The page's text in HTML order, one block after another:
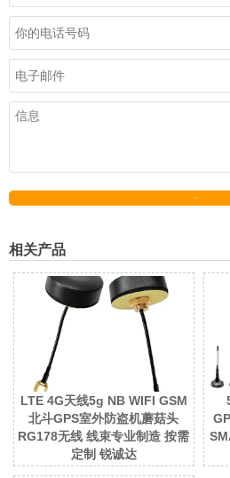
相关产品
LTE 4G天线5g NB WIFI GSM
北斗GPS室外防盗机蘑菇头
RG178无线 线束专业制造 按需
定制 锐诚达